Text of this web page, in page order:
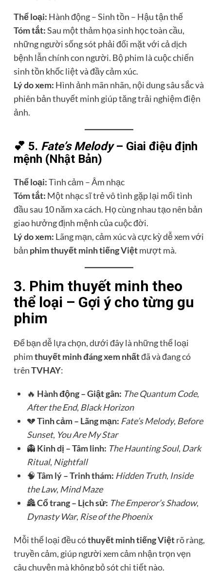
Thể loại: Hành động – Sinh tồn – Hậu tận thế
Tóm tắt:Sau một thảm họa sinh học toàn cầu,
những người sống sót phải đối mặt với cả dịch
bệnh lẫn chính con người. Bộ phim là cuộc chiến
sinh tồn khốc liệt và đầy cảm xúc.
Lý do xem: Hình ảnh mãn nhãn, nội dung sâu sắc và
phiên bản thuyết minh giúp tăng trải nghiệm điện
ảnh.
💕 5. Fate’s Melody– Giai điệu định
mệnh (Nhật Bản)
Thể loại:Tình cảm – Âm nhạc
Tóm tắt: Một nhạc sĩ trẻ vô tình gặp lại mối tình
đầu sau 10 năm xa cách. Họ cùng nhau tạo nên bản
giao hưởng định mệnh của cuộc đời.
Lý do xem: Lãng mạn, cảm xúc và cực kỳ dễ xem với
bản phim thuyết minh tiếng Việtmượt mà.
3. Phim thuyết minh theo
thể loại – Gợi ý cho từng gu
phim
Để bạn dễ lựa chọn, dưới đây là những thể loại
phimthuyết minh đáng xem nhấtđã và đang có
trênTVHAY:
🔥 Hành động – Giật gân: The Quantum Code,
After the End, Black Horizon
💔Tình cảm – Lãng mạn: Fate’s Melody, Before
Sunset, You Are My Star
👻 Kinh dị – Tâm linh: The Haunting Soul, Dark
Ritual, Nightfall
🧠 Tâm lý – Trinh thám: Hidden Truth, Inside
the Law, Mind Maze
🏯Cổ trang – Lịch sử: The Emperor’s Shadow,
Dynasty War, Rise of the Phoenix
Mỗi thể loại đều cóthuyết minh tiếng Việtrõ ràng,
truyền cảm, giúp người xem cảm nhận trọn vẹn
câu chuyện mà không bỏ sót chi tiết nào.